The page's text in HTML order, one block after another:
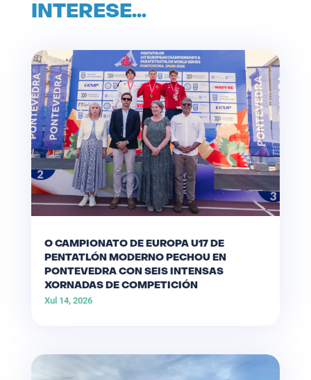
INTERESE…
O CAMPIONATO DE EUROPA U17 DE
PENTATLÓN MODERNO PECHOU EN
PONTEVEDRA CON SEIS INTENSAS
XORNADAS DE COMPETICIÓN
Xul 14, 2026